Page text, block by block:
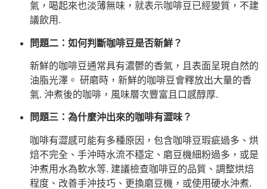
氣，喝起來也淡薄無味，就表示咖啡豆已經變質，不建
議飲用.
問題二：如何判斷咖啡豆是否新鮮？
新鮮的咖啡豆通常具有濃鬱的香氣，且表面呈現自然的
油脂光澤。 研磨時，新鮮的咖啡豆會釋放出大量的香
氣. 沖煮後的咖啡，風味層次豐富且口感醇厚.
問題三：為什麼沖出來的咖啡有澀味？
咖啡有澀感可能有多種原因，包含咖啡豆瑕疵過多、烘
焙不完全、手沖時水流不穩定、磨豆機細粉過多，或是
沖煮用水為軟水等. 建議檢查咖啡豆的品質、調整烘焙
程度、改善手沖技巧、更換磨豆機，或使用硬水沖煮.